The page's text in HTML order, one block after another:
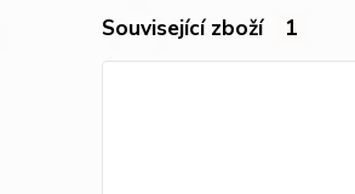
Související zboží 1